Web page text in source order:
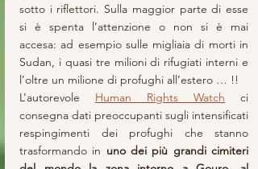
sotto i riflettori. Sulla maggior parte di esse
si è spenta l’attenzione o non si è mai
accesa: ad esempio sulle migliaia di morti in
Sudan, i quasi tre milioni di rifugiati interni e
l’oltre un milione di profughi all’estero … !!
L’autorevole Human Rights Watch ci
consegna dati preoccupanti sugli intensificati
respingimenti dei profughi che stanno
trasformando in uno dei più grandi cimiteri